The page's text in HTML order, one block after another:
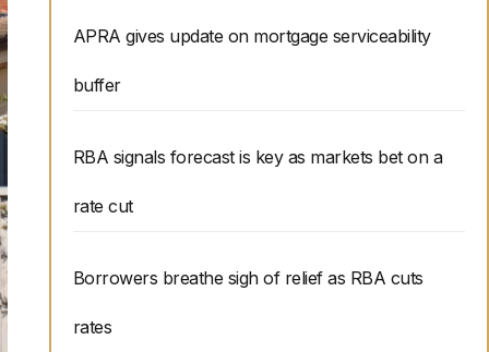
APRA gives update on mortgage serviceability
buffer
RBA signals forecast is key as markets bet on a
rate cut
Borrowers breathe sigh of relief as RBA cuts
rates